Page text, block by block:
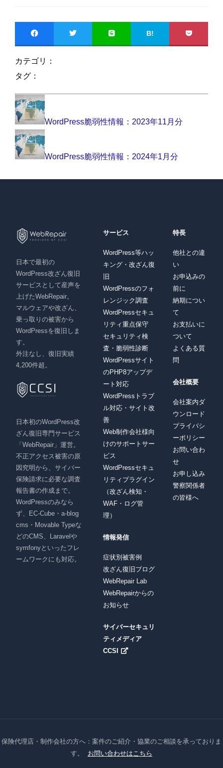
B!
カテゴリ：
タグ：
WordPress脆弱性情報：2023年11月分
WordPress脆弱性情報：2024年1月分
日本で最初の
WordPress改ざん復旧
サービスとして産声を
上げたWebRepair。
マルウェアや改ざん、
乗っ取りの被害から
WordPressを復旧しま
す。
外注なし、復旧実績
4,200件超。
日本初のWordPress改
ざん復旧専門サービス
「WebRepair」運営。
不正アクセス被害の原
因究明から、サイバー
保険請求に必要な調査
報告書の作成まで。
WordPressのみなら
ず、EC-Cube・a-blog
cms・Movable Typeな
どのCMS、Laravelや
symfonyといったフレ
ームワークにも対応。
サービス
WordPress等ハッ
キング・改ざん復
旧
WordPressのフォ
レンジック調査
WordPressセキュ
リティ重点保守
セキュリティ検
査・脆弱性診断
WordPressサイト
のPHP8アップデ
ート対応
WordPressトラブ
ル対応・サイト改
善
Web制作会社様向
けのサポートサー
ビス
WordPressセキュ
リティプラグイン
（改ざん検知・
WAF・ログ管
理）
情報発信
症状別被害例
改ざん復旧ブログ
WebRepair Lab
WebRepairからの
お知らせ
サイバーセキュリ
ティメディア
CCSI
特長
他社との違
い
お申込みの
前に
納期につい
て
お支払いに
ついて
よくある質
問
会社概要
会社案内ダ
ウンロード
プライバシ
ーポリシー
お問い合わ
せ
お申し込み
警察関係者
の皆様へ
保険代理店・制作会社の方へ：案件のご紹介・協業のご相談を承っておりま
す。
お問い合わせはこちら